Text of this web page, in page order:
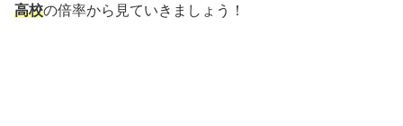
高校の倍率から見ていきましょう！